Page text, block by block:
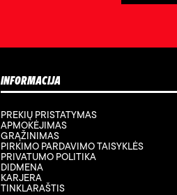
INFORMACIJA
PREKIŲ PRISTATYMAS
APMOKĖJIMAS
GRĄŽINIMAS
PIRKIMO PARDAVIMO TAISYKLĖS
PRIVATUMO POLITIKA
DIDMENA
KARJERA
TINKLARAŠTIS